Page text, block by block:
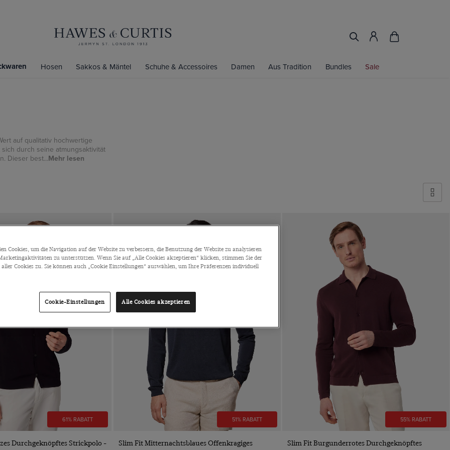
Hosen Sakkos & Mäntel Schuhe & Accessoires Damen Aus Tradition Bundles Sale
auf qualitativ hochwertige
durch seine atmungsaktivität
Dieser best...Mehr lesen
61% RABATT
VORSCHAU
Durchgeknöpftes Strickpolo -
51% RABATT
VORSCHAU
Slim Fit Mitternachtsblaues Offenkragiges
55% RABATT
VORSCHAU
Slim Fit Burgunderrotes Durchgeknöpftes
Cookies, um die Navigation auf der Website zu verbessern, die Benutzung der Website zu analysieren
zu unterstützen. Wenn Sie auf „Alle Cookies akzeptieren“ klicken, stimmen Sie der
Cookies zu. Sie können auch „Cookie Einstellungen“ auswählen, um Ihre Präferenzen individuell
Cookie-Einstellungen Alle Cookies akzeptieren